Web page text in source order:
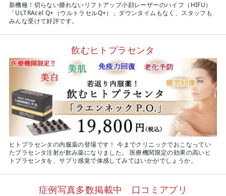
新機種！切らない腫れないリフトアップ小顔レーザーのハイフ（HIFU）
「ULTRAcel Q+（ウルトラセルQ+）」ダウンタイムもなく、スタッフも
みんな受けて好評です。
飲むヒトプラセンタ
ヒトプラセンタの内服薬の登場です！ 今までクリニックでおこなってい
たプラセンタ注射が飲み薬になりました。 医療機関限定の効果の高いヒ
トプラセンタを、サプリ感覚で体感してみてはいかがでしょうか。
症例写真多数掲載中 口コミアプリ